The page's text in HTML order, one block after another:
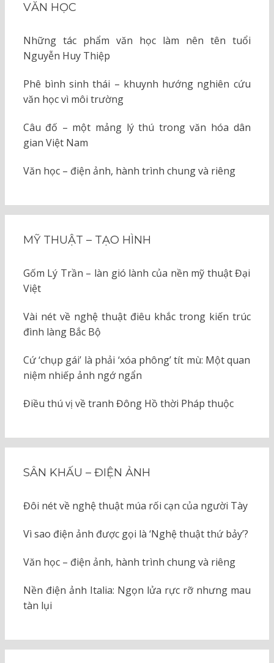
VĂN HỌC
Những tác phẩm văn học làm nên tên tuổi
Nguyễn Huy Thiệp
Phê bình sinh thái – khuynh hướng nghiên cứu
văn học vì môi trường
Câu đố – một mảng lý thú trong văn hóa dân
gian Việt Nam
Văn học – điện ảnh, hành trình chung và riêng
MỸ THUẬT – TẠO HÌNH
Gốm Lý Trần – làn gió lành của nền mỹ thuật Đại
Việt
Vài nét về nghệ thuật điêu khắc trong kiến trúc
đình làng Bắc Bộ
Cứ ‘chụp gái’ là phải ‘xóa phông’ tít mù: Một quan
niệm nhiếp ảnh ngớ ngẩn
Điều thú vị về tranh Đông Hồ thời Pháp thuộc
SÂN KHẤU – ĐIỆN ẢNH
Đôi nét về nghệ thuật múa rối cạn của người Tày
Vì sao điện ảnh được gọi là ‘Nghệ thuật thứ bảy’?
Văn học – điện ảnh, hành trình chung và riêng
Nền điện ảnh Italia: Ngọn lửa rực rỡ nhưng mau
tàn lụi